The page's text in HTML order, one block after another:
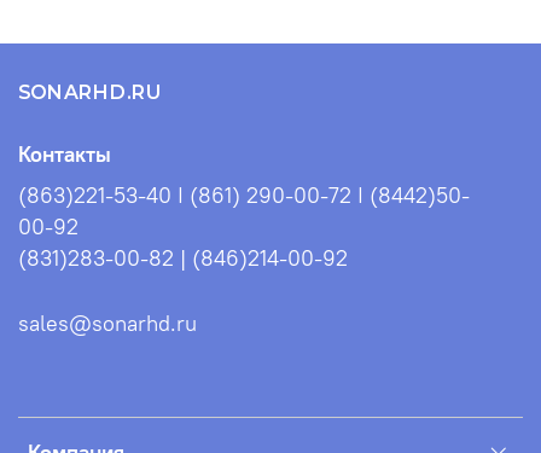
SONARHD.RU
Контакты
(863)221-53-40 I (861) 290-00-72 I (8442)50-
00-92
(831)283-00-82 | (846)214-00-92
sales@sonarhd.ru